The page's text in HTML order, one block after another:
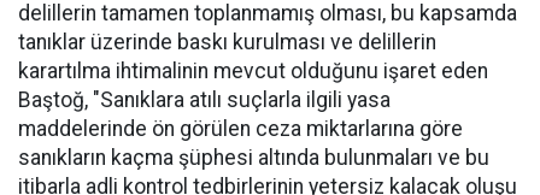
delillerin tamamen toplanmamış olması, bu kapsamda
tanıklar üzerinde baskı kurulması ve delillerin
karartılma ihtimalinin mevcut olduğunu işaret eden
Baştoğ, "Sanıklara atılı suçlarla ilgili yasa
maddelerinde ön görülen ceza miktarlarına göre
sanıkların kaçma şüphesi altında bulunmaları ve bu
itibarla adli kontrol tedbirlerinin yetersiz kalacak oluşu